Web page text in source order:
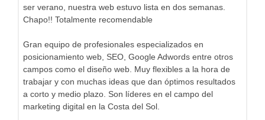
ser verano, nuestra web estuvo lista en dos semanas.
Chapo!! Totalmente recomendable
Gran equipo de profesionales especializados en
posicionamiento web, SEO, Google Adwords entre otros
campos como el diseño web. Muy flexibles a la hora de
trabajar y con muchas ideas que dan óptimos resultados
a corto y medio plazo. Son líderes en el campo del
marketing digital en la Costa del Sol.